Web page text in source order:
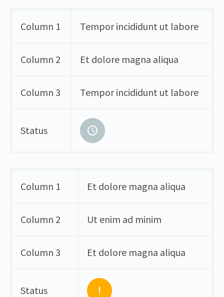
Column 1 Tempor incididunt ut labore
Column 2 Et dolore magna aliqua
Column 3 Tempor incididunt ut labore
Status
Column 1 Et dolore magna aliqua
Column 2 Ut enim ad minim
Column 3 Et dolore magna aliqua
Status